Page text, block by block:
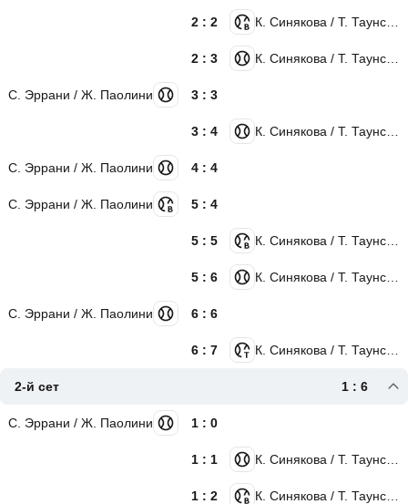
2 : 2
2 : 3
С. Эррани / Ж. Паолини 3 : 3
3 : 4
С. Эррани / Ж. Паолини 4 : 4
С. Эррани / Ж. Паолини 5 : 4
5 : 5
5 : 6
С. Эррани / Ж. Паолини 6 : 6
6 : 7
2-й сет 1 : 6
С. Эррани / Ж. Паолини 1 : 0
1 : 1
1 : 2